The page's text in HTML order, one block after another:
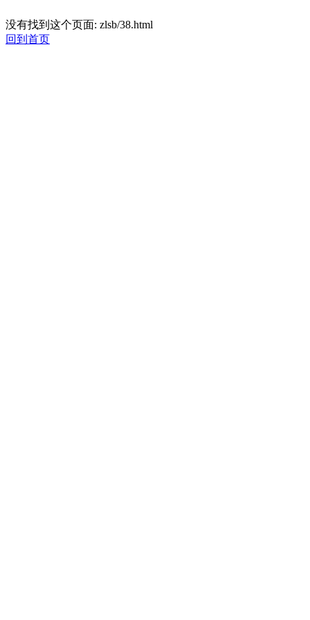
没有找到这个页面: zlsb/38.html
回到首页